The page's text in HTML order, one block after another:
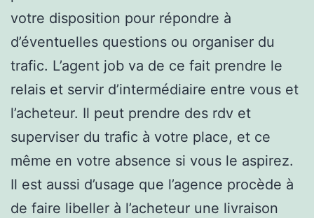
votre disposition pour répondre à
d’éventuelles questions ou organiser du
trafic. L’agent job va de ce fait prendre le
relais et servir d’intermédiaire entre vous et
l’acheteur. Il peut prendre des rdv et
superviser du trafic à votre place, et ce
même en votre absence si vous le aspirez.
Il est aussi d’usage que l’agence procède à
de faire libeller à l’acheteur une livraison